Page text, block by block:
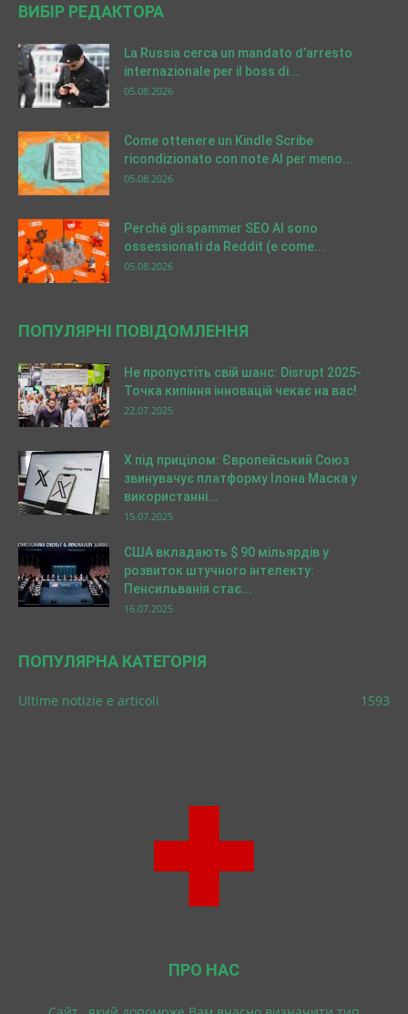
ВИБІР РЕДАКТОРА
La Russia cerca un mandato d’arresto
internazionale per il boss di...
05.08.2026
Come ottenere un Kindle Scribe
ricondizionato con note AI per meno...
05.08.2026
Perché gli spammer SEO AI sono
ossessionati da Reddit (e come...
05.08.2026
ПОПУЛЯРНІ ПОВІДОМЛЕННЯ
Не пропустіть свій шанс: Disrupt 2025-
Точка кипіння інновацій чекає на вас!
22.07.2025
X під прицілом: Європейський Союз
звинувачує платформу Ілона Маска у
використанні...
15.07.2025
США вкладають $ 90 мільярдів у
розвиток штучного інтелекту:
Пенсильванія стає...
16.07.2025
ПОПУЛЯРНА КАТЕГОРІЯ
Ultime notizie e articoli 1593
ПРО НАС